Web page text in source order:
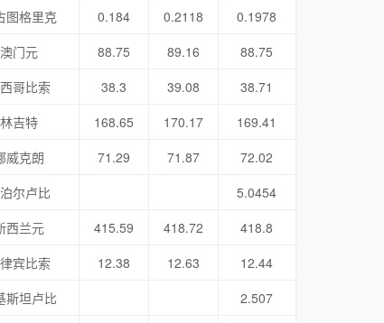
图格里克
0.184 0.2118
0.1978
澳门元
88.75 89.16
88.75
哥比索
38.3 39.08
38.71
林吉特
168.65 170.17
169.41
威克朗
71.29 71.87
72.02
尔卢比
5.0454
西兰元
415.59 418.72
418.8
宾比索
12.38 12.63
12.44
斯坦卢比
2.507